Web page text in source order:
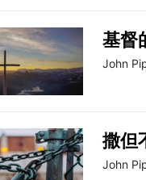
基督
John
撒但
John